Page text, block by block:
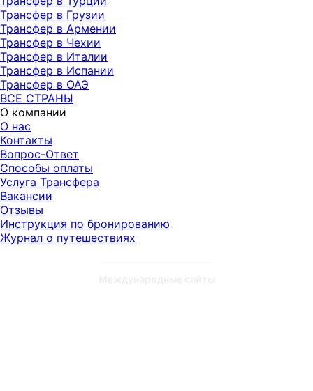
Трансфер в Грузии
Трансфер в Армении
Трансфер в Чехии
Трансфер в Италии
Трансфер в Испании
Трансфер в ОАЭ
ВСЕ СТРАНЫ
О компании
О нас
Контакты
Вопрос-Ответ
Способы оплаты
Услуга Трансфера
Вакансии
Отзывы
Инструкция по бронированию
Журнал о путешествиях